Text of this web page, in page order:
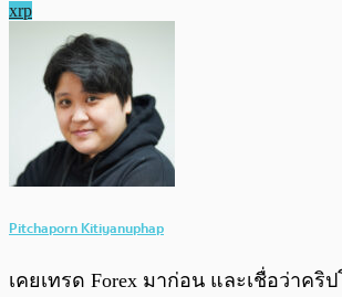
xrp
Pitchaporn Kitiyanuphap
เคยเทรด Forex มาก่อน และเชื่อว่าคริ